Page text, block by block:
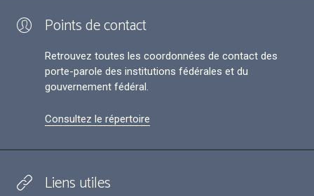
Points de contact
Retrouvez toutes les coordonnées de contact des
porte-parole des institutions fédérales et du
gouvernement fédéral.
Consultez le répertoire
Liens utiles